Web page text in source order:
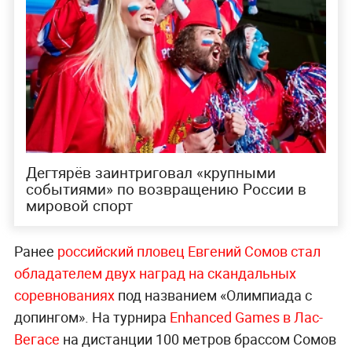
Дегтярёв заинтриговал «крупными
событиями» по возвращению России в
мировой спорт
Ранее российский пловец Евгений Сомов стал
обладателем двух наград на скандальных
соревнованиях под названием «Олимпиада с
допингом». На турнира Enhanced Games в Лас-
Вегасе на дистанции 100 метров брассом Сомов